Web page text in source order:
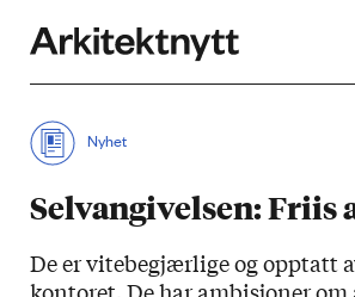
Nyhet
Selvangivelsen:
De er vitebegjærlige og opptatt